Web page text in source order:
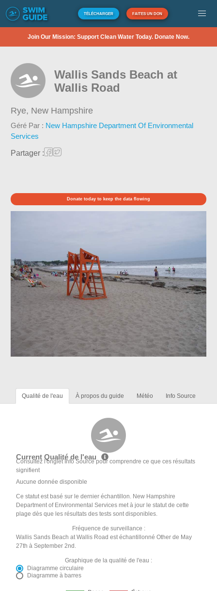
TÉLÉCHARGER FAITES UN DON
Join Our Mission: Support Clean Water Today. Donate Now.
Wallis Sands Beach at
Wallis Road
Rye, New Hampshire
Géré Par : New Hampshire Department Of Environmental
Services
Partager :
Donate today to keep the data flowing
Qualité de l'eau À propos du guide Météo Info Source
Current Qualité de l'eau
Consultez l'onglet Info Source pour comprendre ce que ces résultats
signifient
Aucune donnée disponible
Ce statut est basé sur le dernier échantillon. New Hampshire
Department of Environmental Services met à jour le statut de cette
plage dès que les résultats des tests sont disponibles.
Fréquence de surveillance :
Wallis Sands Beach at Wallis Road est échantillonné Other de May
27th à September 2nd.
Graphique de la qualité de l'eau :
Diagramme circulaire
Diagramme à barres